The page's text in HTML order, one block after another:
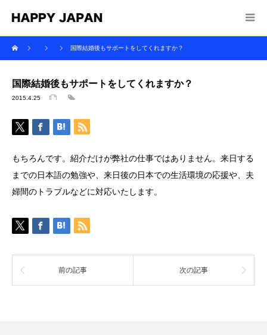
国際結婚後もサポートをしてくれますか？
国際結婚後もサポートをしてくれますか？
2015.4.25
もちろんです。紹介だけが弊社の仕事ではありません。来日する
までの日本語の勉強や、来日後の日本での生活環境の応援や、夫
婦間のトラブルなどに対応いたします。
前の記事 次の記事